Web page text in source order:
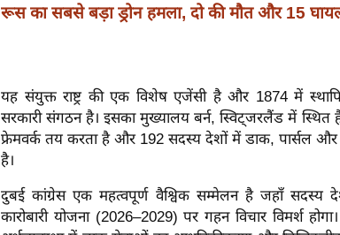
रूस का सबसे बड़ा ड्रोन हमला, दो की मौत और 15
यह संयुक्त राष्ट्र की एक विशेष एजेंसी है और 1874 में
सरकारी संगठन है। इसका मुख्यालय बर्न, स्विट्जरलैंड में स्थित
फ्रेमवर्क तय करता है और 192 सदस्य देशों में डाक, पार्सल और
है।
दुबई कांग्रेस एक महत्वपूर्ण वैश्विक सम्मेलन है जहाँ
कारोबारी योजना (2026–2029) पर गहन विचार विमर्श